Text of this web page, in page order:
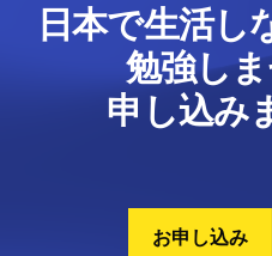
日本で生活し
勉強し
申し込み
お申し込み